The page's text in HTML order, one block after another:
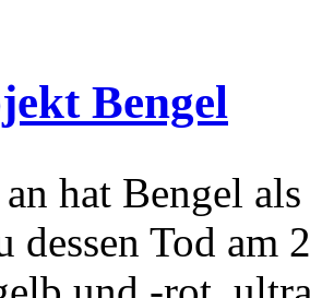
Bengel
hat Bengel
dessen Tod am